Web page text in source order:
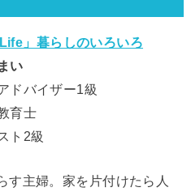
」暮らしのいろいろ
い
ドバイザー1級
育士
ト2級
す主婦。家を片付けたら人